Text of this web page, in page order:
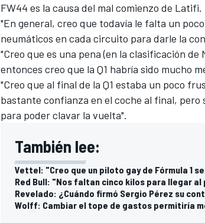
FÓRMULA E
WRC
FW44 es la causa del mal comienzo de Latifi.
"En general, creo que todavía le falta un
neumáticos en cada circuito para darle la
"Creo que es una pena (en la clasificación
entonces creo que la Q1 habría sido mucho
"Creo que al final de la Q1 estaba un poco
bastante confianza en el coche al final,
para poder clavar la vuelta".
También lee:
Vettel: "Creo que un piloto gay de Fórmula 1
Red Bull: "Nos faltan cinco kilos para llegar al
Revelado: ¿Cuándo firmó Sergio Pérez su
Wolff: Cambiar el tope de gastos permitiría